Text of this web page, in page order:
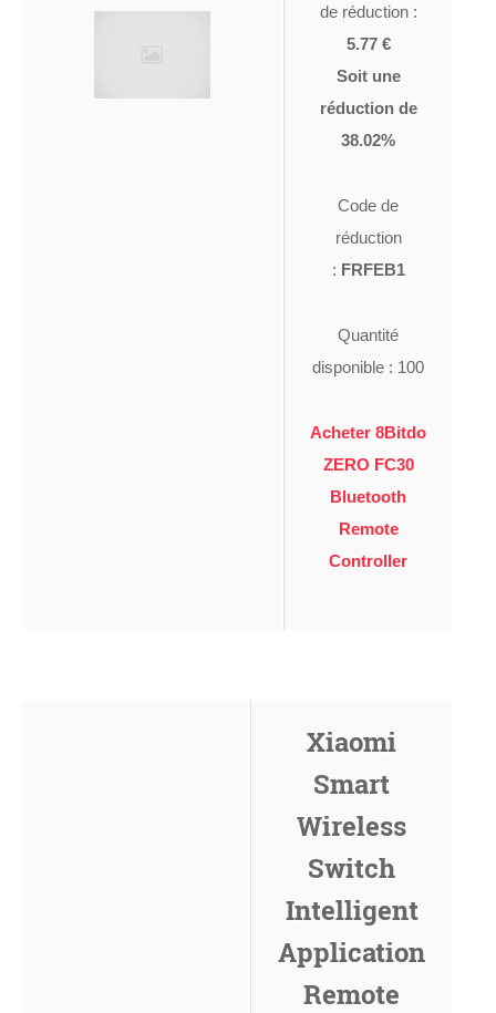
de réduction :
5.77 €
Soit une
réduction de
38.02%
Code de
réduction
: FRFEB1
Quantité
disponible : 100
Acheter 8Bitdo
ZERO FC30
Bluetooth
Remote
Controller
Xiaomi
Smart
Wireless
Switch
Intelligent
Application
Remote